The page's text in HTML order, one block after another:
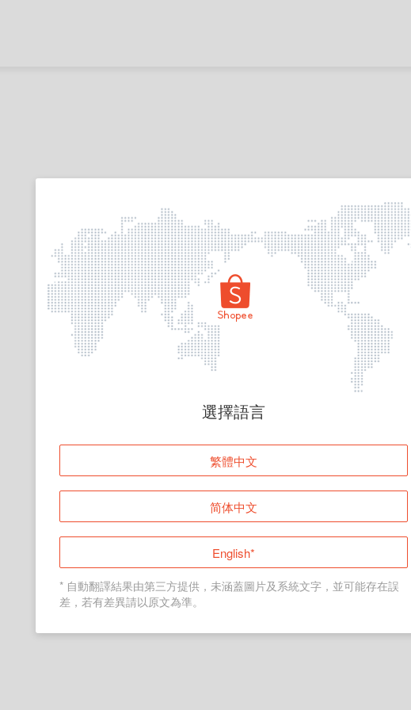
頁面無法顯示
登入
返回首頁
選擇語言
繁體中文
简体中文
English*
* 自動翻譯結果由第三方提供，未涵蓋圖片及系統文字，並可能存在誤
差，若有差異請以原文為準。